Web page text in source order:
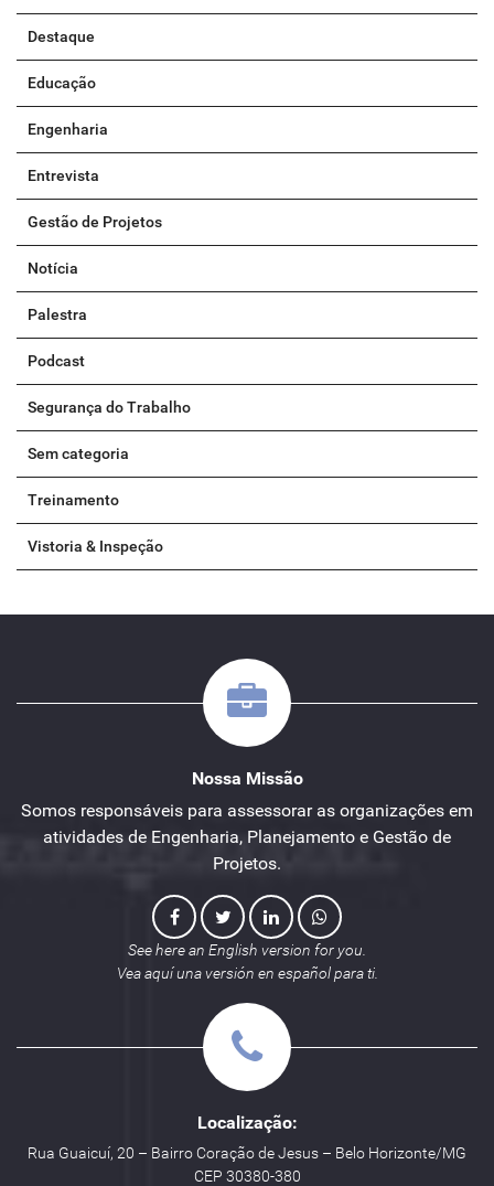
Destaque
Educação
Engenharia
Entrevista
Gestão de Projetos
Notícia
Palestra
Podcast
Segurança do Trabalho
Sem categoria
Treinamento
Vistoria & Inspeção
Nossa Missão
Somos responsáveis para assessorar as organizações em
atividades de Engenharia, Planejamento e Gestão de
Projetos.
See here an English version for you.
Vea aquí una versión en español para ti.
Localização:
Rua Guaicuí, 20 – Bairro Coração de Jesus – Belo Horizonte/MG
CEP 30380-380